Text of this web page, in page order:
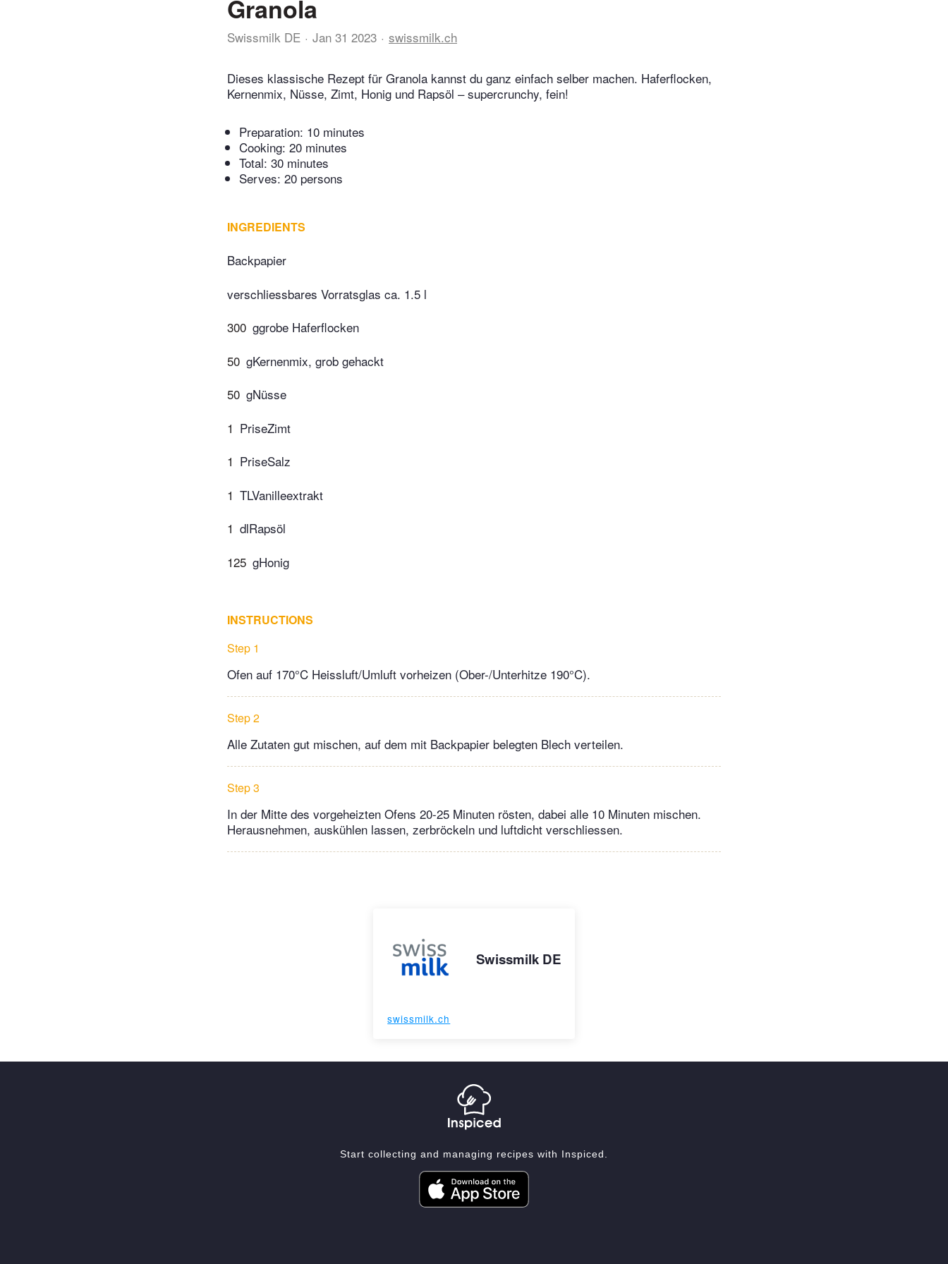
Granola
Swissmilk DE Jan 31 2023 swissmilk.ch
Dieses klassische Rezept für Granola kannst du ganz einfach selber machen. Haferflocken,
Kernenmix, Nüsse, Zimt, Honig und Rapsöl – supercrunchy, fein!
Preparation: 10 minutes
Cooking: 20 minutes
Total: 30 minutes
Serves: 20 persons
INGREDIENTS
Backpapier
verschliessbares Vorratsglas ca. 1.5 l
300 ggrobe Haferflocken
50 gKernenmix, grob gehackt
50 gNüsse
1 PriseZimt
1 PriseSalz
1 TLVanilleextrakt
1 dlRapsöl
125 gHonig
INSTRUCTIONS
Step 1
Ofen auf 170°C Heissluft/Umluft vorheizen (Ober-/Unterhitze 190°C).
Step 2
Alle Zutaten gut mischen, auf dem mit Backpapier belegten Blech verteilen.
Step 3
In der Mitte des vorgeheizten Ofens 20-25 Minuten rösten, dabei alle 10 Minuten mischen.
Herausnehmen, auskühlen lassen, zerbröckeln und luftdicht verschliessen.
Swissmilk DE
swissmilk.ch
Start collecting and managing recipes with Inspiced.